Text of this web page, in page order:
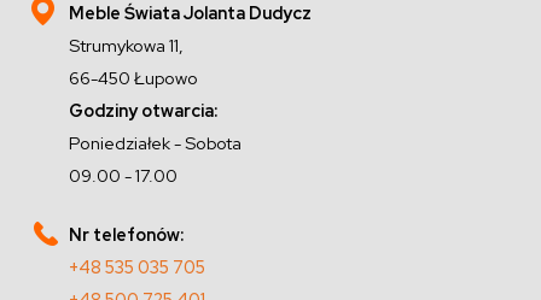
Meble Świata Jolanta Dudycz
Strumykowa 11,
66-450 Łupowo
Godziny otwarcia:
Poniedziałek - Sobota
09.00 - 17.00
Nr telefonów:
+48 535 035 705